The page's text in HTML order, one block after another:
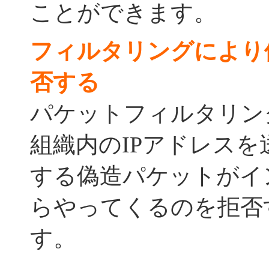
ことができます。
フィルタリングによ
否する
パケットフィルタリ
組織内のIPアドレスを
する偽造パケットが
らやってくるのを拒
す。